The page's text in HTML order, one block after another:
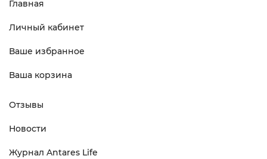
Главная
Личный кабинет
Ваше избранное
Ваша корзина
Отзывы
Новости
Журнал Antares Life